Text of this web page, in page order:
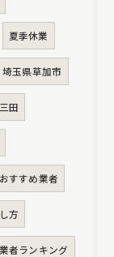
夏季休業
埼玉県草加市
田
すすめ業者
方
者ランキング